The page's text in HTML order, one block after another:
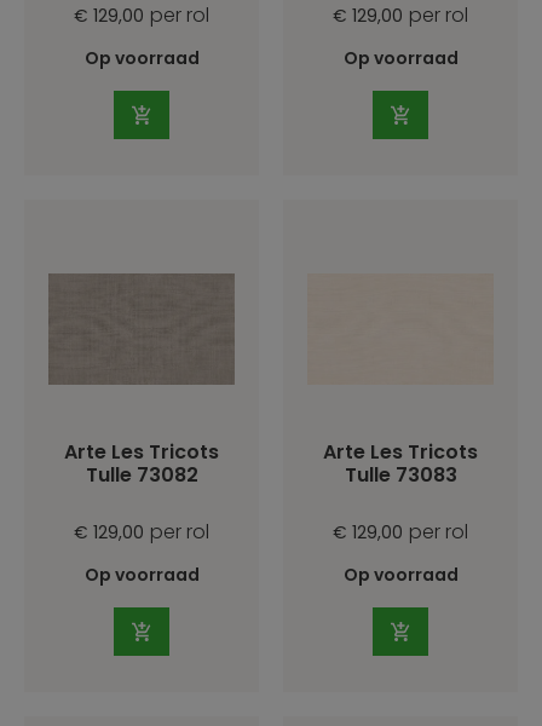
€ 129,00 per rol
Op voorraad
€ 129,00 per rol
Op voorraad
Arte Les Tricots
Tulle 73082
€ 129,00 per rol
Op voorraad
Arte Les Tricots
Tulle 73083
€ 129,00 per rol
Op voorraad